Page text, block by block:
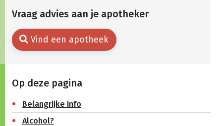
Vraag advies aan je apotheker
Vind een apotheek
Op deze pagina
Belangrijke info
Alcohol?